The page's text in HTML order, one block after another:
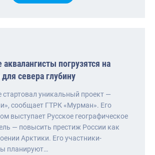
аквалангисты погрузятся на
севера глубину
уникальный проект —
сообщает ГТРК «Мурман». Его
выступает Русское географическое
— повысить престиж России как
Арктики. Его участники-
планируют…